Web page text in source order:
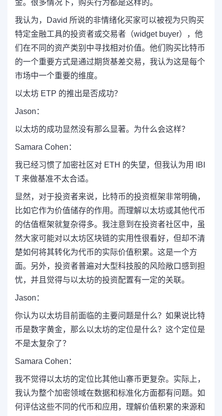
金。很多情况下，购买行为都是这样的。
我认为，David 所说的非情绪化买家可以被视为只购买
特定金融工具的投资者或交易者（widget buyer），他
们在不同的资产类别中寻找相对价值。他们购买比特币
的一个重要方式是通过期货基差交易，我认为这是每个
市场中一个重要的维度。
以太坊 ETP 的推出是否成功？
Jason：
以太坊的成功显然没有那么显著。为什么会这样？
Samara Cohen：
我已经习惯了加密社区对 ETH 的失望，但我认为用 IBI
T 来做基准不太合适。
显然，对于投资者来说，比特币的投资框架非常明确，
比如它作为价值储存的作用。而理解以太坊或其他代币
的估值框架就复杂得多。我注意到在投资者社区中，虽
然大家可能对以太坊区块链的实用性很看好，但却不清
楚如何将其转化为代币的实际价值积累。这是一个方
面。另外，投资者普遍对大型科技股的风险敞口感到担
忧，并且觉得与以太坊的投资配置有一定的关联。
Jason：
你认为以太坊目前面临的主要问题是什么？如果说比特
币是数字黄金，那么以太坊的定位是什么？这个定位是
不是太复杂了？
Samara Cohen：
我不觉得以太坊的定位比其他山寨币更复杂。实际上，
我认为整个加密领域在数据和标准化方面都有问题。如
何评估这些不同的代币和应用，理解价值积累的来源和